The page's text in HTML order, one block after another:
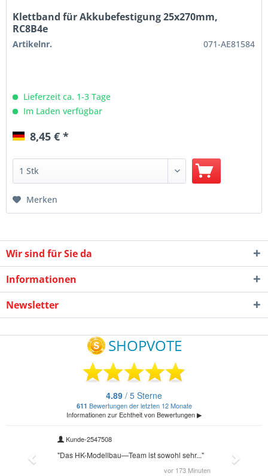
Klettband für Akkubefestigung 25x270mm,
RC8B4e
Artikelnr. 071-AE81584
Lieferzeit ca. 1-3 Tage
Im Laden verfügbar
8,45 € *
Merken
Wir sind für Sie da
Informationen
Newsletter